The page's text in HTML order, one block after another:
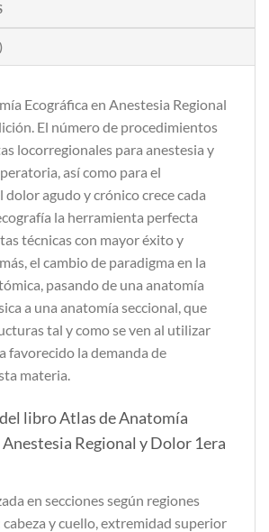
Ecográfica en Anestesia Regional
El número de procedimientos
locorregionales para anestesia y
así como para el
agudo y crónico crece cada
la herramienta perfecta
técnicas con mayor éxito y
el cambio de paradigma en la
pasando de una anatomía
a una anatomía seccional, que
tal y como se ven al utilizar
favorecido la demanda de
materia.
libro Atlas de Anatomía
Anestesia Regional y Dolor 1era
en secciones según regiones
y cuello, extremidad superior